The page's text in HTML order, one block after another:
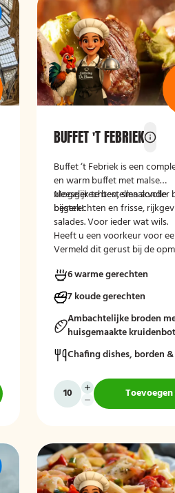
BUFFET 'T FEBRIEK
Buffet ‘t Febriek is een
en warm buffet met malse
vleesgerechten, smaakvolle
bijgerechten en frisse,
salades. Voor ieder wat wils.
Mogelijk te bestellen zonder
bestek!
Heeft u een voorkeur voor
Vermeld dit gerust bij de
6 warme gerechten
7 koude gerechten
Ambachtelijke broden
huisgemaakte
Chafing dishes, borden
Toevoegen